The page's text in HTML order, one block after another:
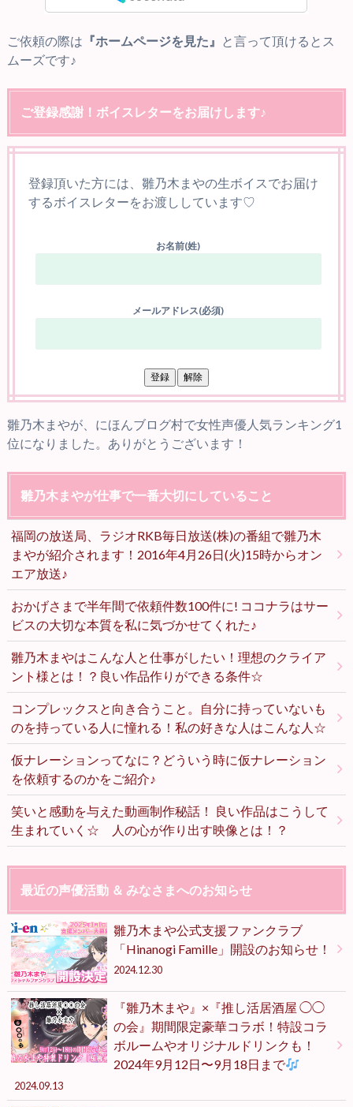
ご依頼の際は 『ホームページを見た』
と言って頂けるとス
ムーズです♪
ご登録感謝！ボイスレターをお届けします♪
登録頂いた方には、雛乃木まやの生ボイスでお届け
するボイスレターをお渡ししています♡
お名前(姓)
メールアドレス(必須)
雛乃木まやが、にほんブログ村で女性声優人気ランキング1
位になりました。ありがとうございます！
雛乃木まやが仕事で一番大切にしていること
福岡の放送局、ラジオRKB毎日放送(株)の番組で雛乃木
まやが紹介されます！2016年4月26日(火)15時からオン
エア放送♪
おかげさまで半年間で依頼件数100件に! ココナラはサー
ビスの大切な本質を私に気づかせてくれた♪
雛乃木まやはこんな人と仕事がしたい！理想のクライア
ント様とは！？良い作品作りができる条件☆
コンプレックスと向き合うこと。自分に持っていないも
のを持っている人に憧れる！私の好きな人はこんな人☆
仮ナレーションってなに？どういう時に仮ナレーション
を依頼するのかをご紹介♪
笑いと感動を与えた動画制作秘話！ 良い作品はこうして
生まれていく☆ 人の心が作り出す映像とは！？
最近の声優活動 ＆ みなさまへのお知らせ
雛乃木まや公式支援ファンクラブ
「Hinanogi Famille」開設のお知らせ！
2024.12.30
『雛乃木まや』×『推し活居酒屋 ◯◯
の会』期間限定豪華コラボ！特設コラ
ボルームやオリジナルドリンクも！
2024年9月12日〜9月18日まで
2024.09.13